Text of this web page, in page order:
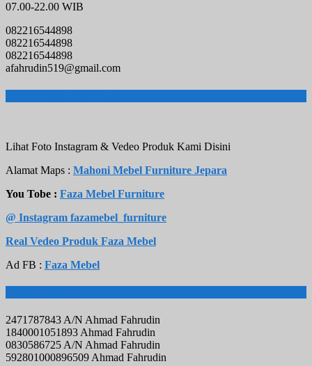
07.00-22.00 WIB
082216544898
082216544898
082216544898
afahrudin519@gmail.com
Lihat Foto Instagram & Vedeo Produk Kami Disini
Alamat Maps : Mahoni Mebel Furniture Jepara
You Tobe : Faza Mebel Furniture
@ Instagram fazamebel_furniture
Real Vedeo Produk Faza Mebel
Ad FB : Faza Mebel
2471787843 A/N Ahmad Fahrudin
1840001051893 Ahmad Fahrudin
0830586725 A/N Ahmad Fahrudin
592801000896509 Ahmad Fahrudin